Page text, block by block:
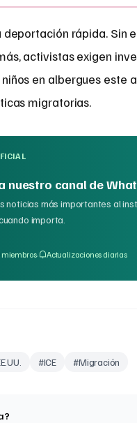
rápida. Sin
activistas exigen
en albergues este
migratorias.
nuestro canal de
noticias más importantes al
importa.
· Actualizaciones diarias
#ICE #Migración